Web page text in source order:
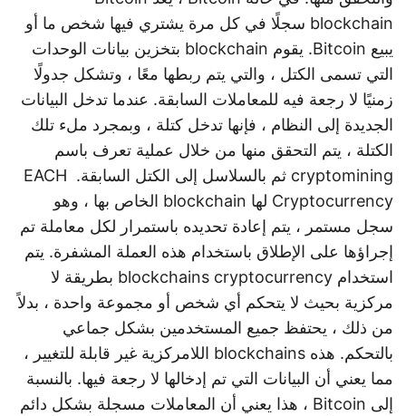
blockchain سجلًا في كل مرة يشتري فيها شخص ما أو
يبيع Bitcoin. يقوم blockchain بتخزين بيانات الوحدات
التي تسمى الكتل ، والتي يتم ربطها معًا ، وتشكل جدولًا
زمنيًا لا رجعة فيه للمعاملات السابقة. عندما تدخل البيانات
الجديدة إلى النظام ، فإنها تدخل كتلة ، وبمجرد ملء تلك
الكتلة ، يتم التحقق منها من خلال عملية تعرف باسم
cryptomining ثم بالسلاسل إلى الكتل السابقة. ‍ EACH
Cryptocurrency لها blockchain الخاص بها ، وهو
سجل مستمر ، يتم إعادة تحديده باستمرار لكل معاملة تم
إجراؤها على الإطلاق باستخدام هذه العملة المشفرة. يتم
استخدام blockchains cryptocurrency بطريقة لا
مركزية بحيث لا يتحكم أي شخص أو مجموعة واحدة ، بدلاً
من ذلك ، يحتفظ جميع المستخدمين بشكل جماعي
بالتحكم. هذه blockchains اللامركزية غير قابلة للتغيير ،
مما يعني أن البيانات التي تم إدخالها لا رجعة فيها. بالنسبة
إلى Bitcoin ، هذا يعني أن المعاملات مسجلة بشكل دائم